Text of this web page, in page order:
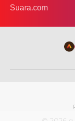
Suara.com